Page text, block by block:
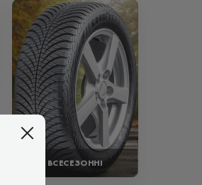
ВСЕСЕЗОННІ